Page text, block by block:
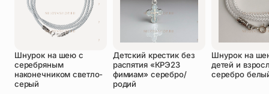
Подтверждаю свое согласие с
политикой конфиденциальности
согласие на обработку персональных
Шнурок на шею с
серебряным
наконечником светло-
серый
Детский крестик без
распятия «КРЭ23
фимиам» серебро/
родий
Шнурок на
детей и
серебро